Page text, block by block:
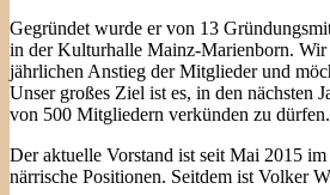
Gegründet wurde er von 13
in der Kulturhalle Mainz-Marienborn. Wir
jährlichen Anstieg der Mitglieder und
Unser großes Ziel ist es, in den nächsten
von 500 Mitgliedern verkünden zu dürfen.
Der aktuelle Vorstand ist seit Mai 2015
närrische Positionen. Seitdem ist Volker